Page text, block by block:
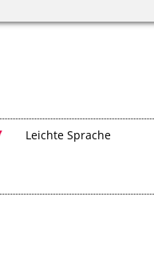
Leichte Sprache